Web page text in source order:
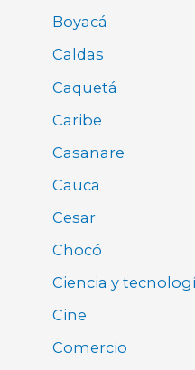
Boyacá
Caldas
Caquetá
Caribe
Casanare
Cauca
Cesar
Chocó
Ciencia y
Cine
Comercio